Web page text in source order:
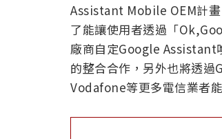
Assistant Mobile OEM計
了能讓使用者透過「
廠商自定Google Assistant
的整合合作，另外也將透
Vodafone等更多電信業者